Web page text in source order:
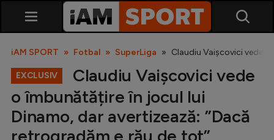
iAM SPORT Fotbal SuperLiga Claudiu Vaișcovici vede
EXCLUSIV
Claudiu Vaișcovici vede
o îmbunătățire în jocul lui
Dinamo, dar avertizează: ”Dacă
retrogradăm e rău de tot”